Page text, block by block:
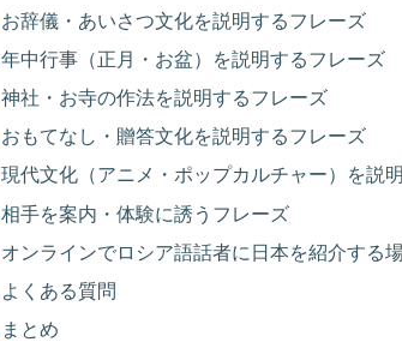
お辞儀・あいさつ文化を説明するフレーズ
年中行事（正月・お盆）を説明するフレーズ
神社・お寺の作法を説明するフレーズ
おもてなし・贈答文化を説明するフレーズ
現代文化（アニメ・ポップカルチャー）を説
相手を案内・体験に誘うフレーズ
オンラインでロシア語話者に日本を紹介する
よくある質問
まとめ